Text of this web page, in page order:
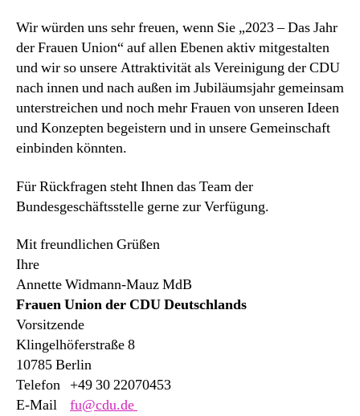
Wir würden uns sehr freuen, wenn Sie „2023 – Das Jahr
der Frauen Union“ auf allen Ebenen aktiv mitgestalten
und wir so unsere Attraktivität als Vereinigung der CDU
nach innen und nach außen im Jubiläumsjahr gemeinsam
unterstreichen und noch mehr Frauen von unseren Ideen
und Konzepten begeistern und in unsere Gemeinschaft
einbinden könnten.
Für Rückfragen steht Ihnen das Team der
Bundesgeschäftsstelle gerne zur Verfügung.
Mit freundlichen Grüßen
Ihre
Annette Widmann-Mauz MdB
Frauen Union der CDU Deutschlands
Vorsitzende
Klingelhöferstraße 8
10785 Berlin
Telefon +49 30 22070453
E-Mail fu@cdu.de